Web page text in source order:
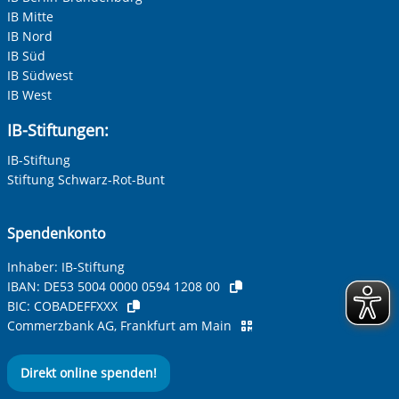
Ihre E-Mail-Adresse
Ihre Telefonnummer
Betreff ihrer Anfrage
Ihre Nachricht
Anti-Roboter-Verifizierung
IB Mitte
IB Nord
IB Süd
IB Südwest
IB West
IB-Stiftungen:
IB-Stiftung
Stiftung Schwarz-Rot-Bunt
Spendenkonto
Inhaber: IB-Stiftung
IBAN: DE53 5004 0000 0594 1208 00
BIC: COBADEFFXXX
Commerzbank AG, Frankfurt am Main
Direkt online spenden!